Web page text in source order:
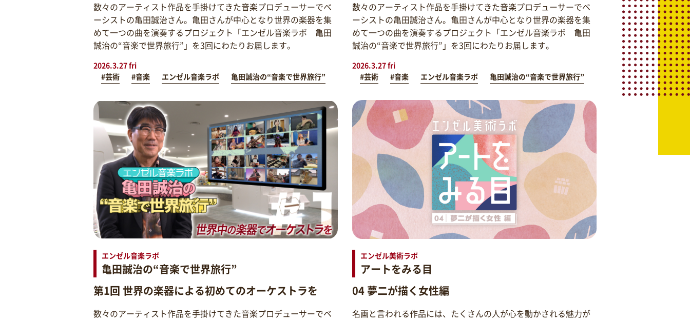
数々のアーティスト作品を手掛けてきた音楽プロデューサーでベ
ーシストの亀田誠治さん。亀田さんが中心となり世界の楽器を集
めて一つの曲を演奏するプロジェクト「エンゼル音楽ラボ 亀田
誠治の“音楽で世界旅行”」を3回にわたりお届します。
2026.3.27 fri
#芸術
#音楽 エンゼル音楽ラボ 亀田誠治の“音楽で世界旅行”
数々のアーティスト作品を手掛けてきた音楽プロデューサーでベ
ーシストの亀田誠治さん。亀田さんが中心となり世界の楽器を集
めて一つの曲を演奏するプロジェクト「エンゼル音楽ラボ 亀田
誠治の“音楽で世界旅行”」を3回にわたりお届します。
2026.3.27 fri
#芸術
#音楽 エンゼル音楽ラボ 亀田誠治の“音楽で世界旅行”
エンゼル音楽ラボ
亀田誠治の“音楽で世界旅行”
第1回 世界の楽器による初めてのオーケストラを
数々のアーティスト作品を手掛けてきた音楽プロデューサーでベ
エンゼル美術ラボ
アートをみる目
04 夢二が描く女性編
名画と言われる作品には、たくさんの人が心を動かされる魅力が